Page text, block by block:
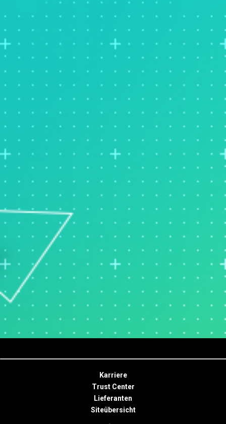
Karriere
Trust Center
Lieferanten
Siteübersicht